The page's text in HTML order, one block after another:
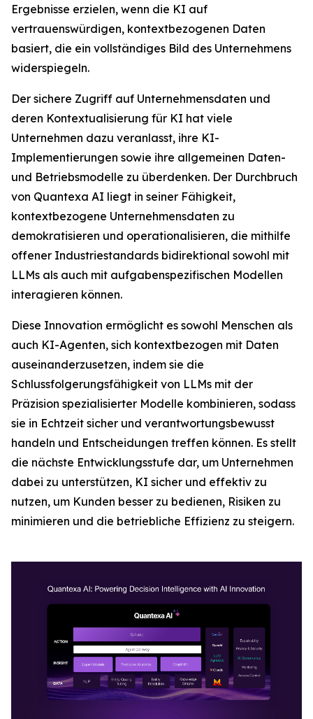
Ergebnisse erzielen, wenn die KI auf
vertrauenswürdigen, kontextbezogenen Daten
basiert, die ein vollständiges Bild des Unternehmens
widerspiegeln.
Der sichere Zugriff auf Unternehmensdaten und
deren Kontextualisierung für KI hat viele
Unternehmen dazu veranlasst, ihre KI-
Implementierungen sowie ihre allgemeinen Daten-
und Betriebsmodelle zu überdenken. Der Durchbruch
von Quantexa AI liegt in seiner Fähigkeit,
kontextbezogene Unternehmensdaten zu
demokratisieren und operationalisieren, die mithilfe
offener Industriestandards bidirektional sowohl mit
LLMs als auch mit aufgabenspezifischen Modellen
interagieren können.
Diese Innovation ermöglicht es sowohl Menschen als
auch KI-Agenten, sich kontextbezogen mit Daten
auseinanderzusetzen, indem sie die
Schlussfolgerungsfähigkeit von LLMs mit der
Präzision spezialisierter Modelle kombinieren, sodass
sie in Echtzeit sicher und verantwortungsbewusst
handeln und Entscheidungen treffen können. Es stellt
die nächste Entwicklungsstufe dar, um Unternehmen
dabei zu unterstützen, KI sicher und effektiv zu
nutzen, um Kunden besser zu bedienen, Risiken zu
minimieren und die betriebliche Effizienz zu steigern.